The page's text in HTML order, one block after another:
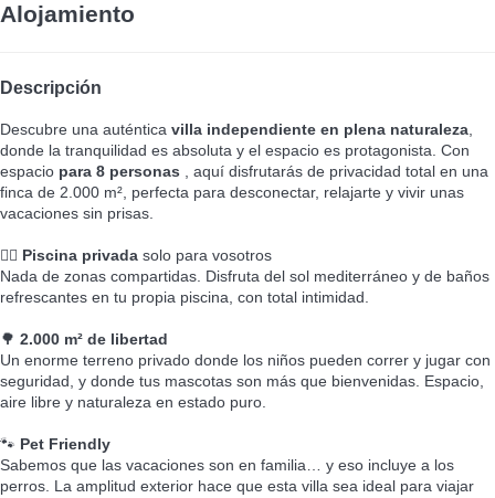
Alojamiento
Descripción
Descubre una auténtica villa independiente en plena naturaleza
donde la tranquilidad es absoluta y el espacio es protagonista. Con
espacio para 8 personas , aquí disfrutarás de privacidad total en una
finca de 2.000 m², perfecta para desconectar, relajarte y vivir unas
vacaciones sin prisas.
🏊‍♂️ Piscina privada solo para vosotros
Nada de zonas compartidas. Disfruta del sol mediterráneo y de baños
refrescantes en tu propia piscina, con total intimidad.
🌳 2.000 m² de libertad
Un enorme terreno privado donde los niños pueden correr y jugar con
seguridad, y donde tus mascotas son más que bienvenidas. Espacio,
aire libre y naturaleza en estado puro.
🐾 Pet Friendly
Sabemos que las vacaciones son en familia… y eso incluye a los
perros. La amplitud exterior hace que esta villa sea ideal para viajar